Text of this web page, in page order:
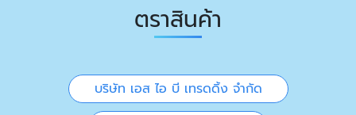
ตราสินค้า
บริษัท เอส ไอ บี เทรดดิ้ง จำกัด